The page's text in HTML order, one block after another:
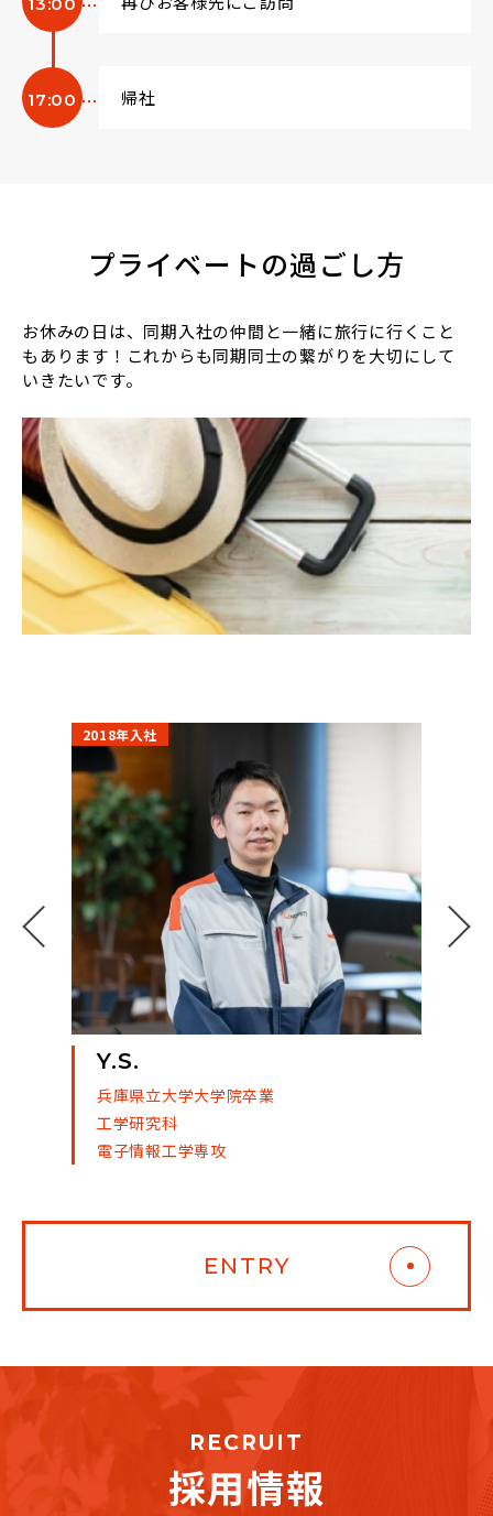
17:00 帰社
プライベートの過ごし方
お休みの日は、同期入社の仲間と一緒に旅行に行くこと
もあります！これからも同期同士の繋がりを大切にして
いきたいです。
2018年入社
Y.S.
兵庫県立大学大学院卒業
工学研究科
電子情報工学専攻
ENTRY
RECRUIT
採用情報